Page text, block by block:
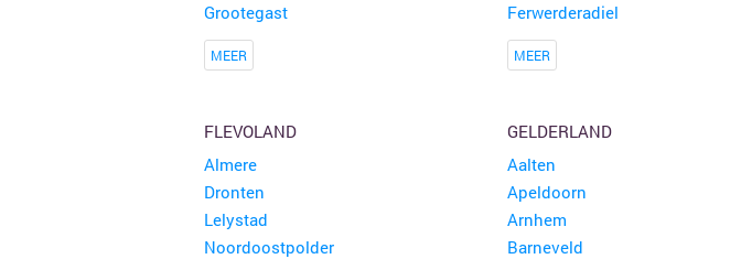
Grootegast
MEER
Ferwerderadiel
MEER
FLEVOLAND
Almere
Dronten
Lelystad
Noordoostpolder
GELDERLAND
Aalten
Apeldoorn
Arnhem
Barneveld